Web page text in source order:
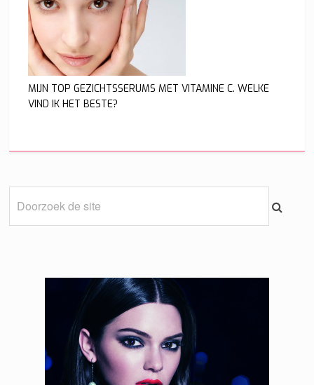
MIJN TOP GEZICHTSSERUMS MET VITAMINE C. WELKE
VIND IK HET BESTE?